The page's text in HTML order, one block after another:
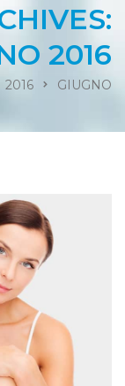
2016
2016 GIUGNO